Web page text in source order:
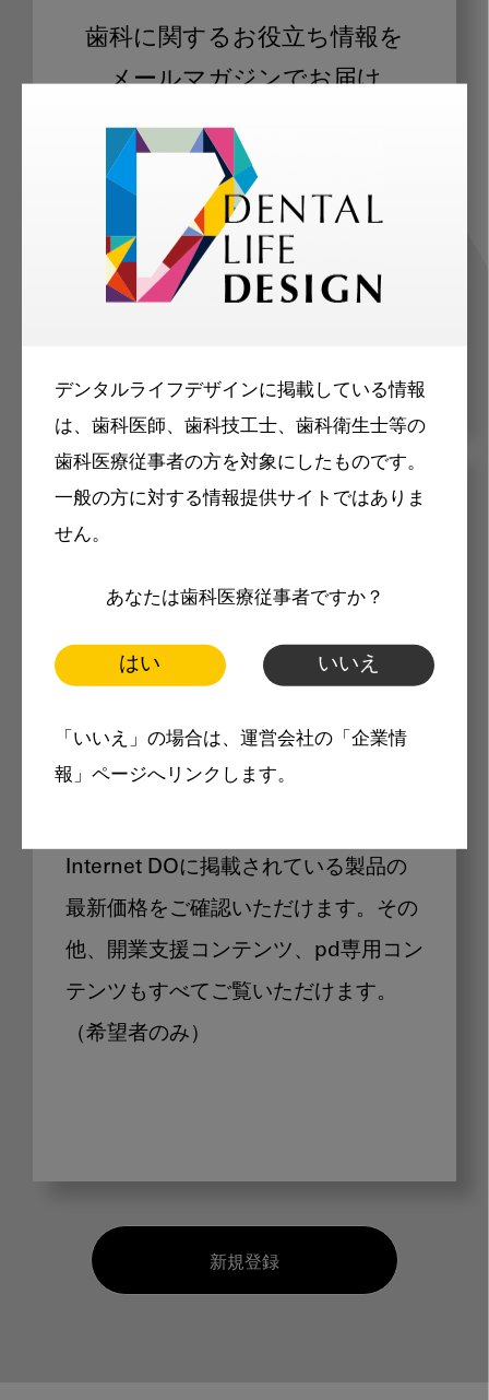
デンタルライフデザインに掲載している情報
は、歯科医師、歯科技工士、歯科衛生士等の
歯科医療従事者の方を対象にしたものです。
一般の方に対する情報提供サイトではありま
せん。
あなたは歯科医療従事者ですか？
はい いいえ
「いいえ」の場合は、運営会社の「企業情
報」ページへリンクします。
歯科に関するお役立ち情報を
メールマガジンでお届け
ご登録いただいた職種（歯科医師、歯
科衛生士、歯科技工士）に合わせた内
容のメールマガジンをお届けします。
メリット
製品価格も閲覧可能
Internet DOに掲載されている製品の
最新価格をご確認いただけます。その
他、開業支援コンテンツ、pd専用コン
テンツもすべてご覧いただけます。
（希望者のみ）
新規登録